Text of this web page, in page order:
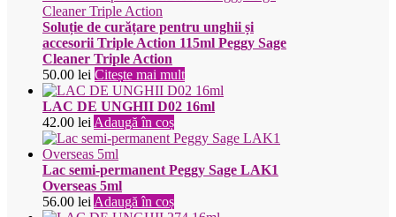
Soluție de curățare pentru unghii și
accesorii Triple Action 115ml Peggy Sage
Cleaner Triple Action
50.00 lei Citește mai mult
LAC DE UNGHII D02 16ml
42.00 lei Adaugă în coș
Lac semi-permanent Peggy Sage LAK1
Overseas 5ml
56.00 lei Adaugă în coș